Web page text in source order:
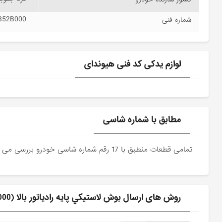
شماره فنی
لوازم یدکی کد فنی هیوندای
مطابق با شماره شاسی
تمامی قطعات منطبق با 17 رقم شماره شاسی خودرو بررسی می شوند و دقیقا نمونه اصلی آن برای مشتریان عزیز ارسال می شود.
روش های ارسال بوش لاستيكي پايه رادياتور بالا (253352B000) هیوندای برای مشتری